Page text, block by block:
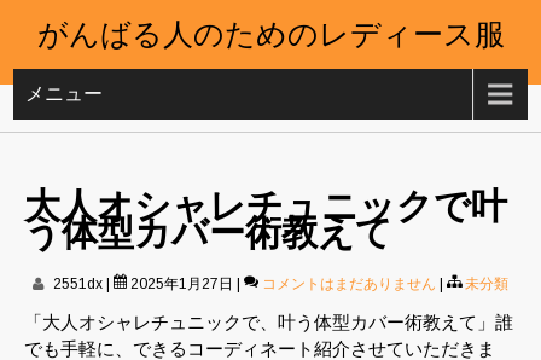
がんばる人のためのレディース服
メニュー
大人オシャレチュニックで叶
う体型カバー術教えて
2551dx 2025年1月27日 コメントはまだありません 未分類
「大人オシャレチュニックで、叶う体型カバー術教えて」誰
でも手軽に、できるコーディネート紹介させていただきま